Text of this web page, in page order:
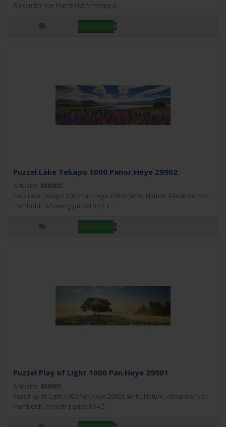
Alexander von HumboldtAfmeting p..
Puzzel Lake Tekapo 1000 Panor.Heye 29902
Artikelnr: 808902
Puzz.Lake Tekapo 1000 Pan.Heye 29902 Serie, Nature, Alexander von
Humboldt. Afmeting puzzel 94,5 x ..
Puzzel Play of Light 1000 Pan.Heye 29901
Artikelnr: 809901
Puzz.Play of Light 1000 Pan.Heye 29901 Serie, Nature, Alexander von
Humboldt. Afmeting puzzel 94,5 ..